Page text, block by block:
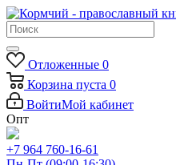
Отложенные 0
Корзина пуста 0
ВойтиМой кабинет
Опт
+7 964 760-16-61